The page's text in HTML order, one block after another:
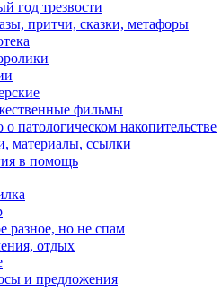
год трезвости
притчи, сказки, метафоры
фильмы
патологическом накопительстве
материалы, ссылки
в помощь
разное, но не спам
отдых
и предложения